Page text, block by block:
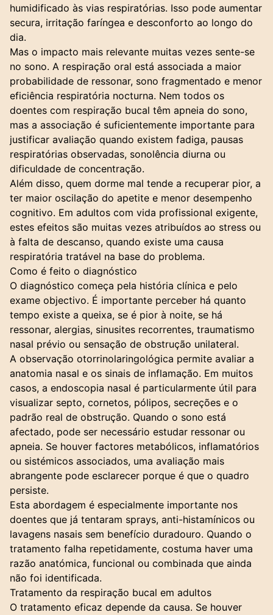
humidificado às vias respiratórias. Isso pode aumentar
secura, irritação faríngea e desconforto ao longo do
dia.
Mas o impacto mais relevante muitas vezes sente-se
no sono. A respiração oral está associada a maior
probabilidade de ressonar, sono fragmentado e menor
eficiência respiratória nocturna. Nem todos os
doentes com respiração bucal têm apneia do sono,
mas a associação é suficientemente importante para
justificar avaliação quando existem fadiga, pausas
respiratórias observadas, sonolência diurna ou
dificuldade de concentração.
Além disso, quem dorme mal tende a recuperar pior, a
ter maior oscilação do apetite e menor desempenho
cognitivo. Em adultos com vida profissional exigente,
estes efeitos são muitas vezes atribuídos ao stress ou
à falta de descanso, quando existe uma causa
respiratória tratável na base do problema.
Como é feito o diagnóstico
O diagnóstico começa pela história clínica e pelo
exame objectivo. É importante perceber há quanto
tempo existe a queixa, se é pior à noite, se há
ressonar, alergias, sinusites recorrentes, traumatismo
nasal prévio ou sensação de obstrução unilateral.
A observação otorrinolaringológica permite avaliar a
anatomia nasal e os sinais de inflamação. Em muitos
casos, a endoscopia nasal é particularmente útil para
visualizar septo, cornetos, pólipos, secreções e o
padrão real de obstrução. Quando o sono está
afectado, pode ser necessário estudar ressonar ou
apneia. Se houver factores metabólicos, inflamatórios
ou sistémicos associados, uma avaliação mais
abrangente pode esclarecer porque é que o quadro
persiste.
Esta abordagem é especialmente importante nos
doentes que já tentaram sprays, anti-histamínicos ou
lavagens nasais sem benefício duradouro. Quando o
tratamento falha repetidamente, costuma haver uma
razão anatómica, funcional ou combinada que ainda
não foi identificada.
Tratamento da respiração bucal em adultos
O tratamento eficaz depende da causa. Se houver